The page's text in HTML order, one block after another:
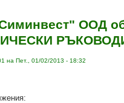
ООД
на Пет., 01/02/2013 - 18:32